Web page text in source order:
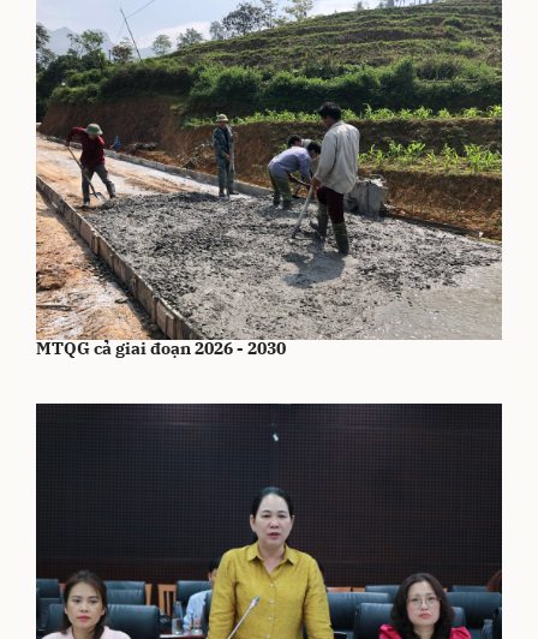
Xem xét giao vốn sự nghiệp thực hiện các Chương trình
MTQG cả giai đoạn 2026 - 2030